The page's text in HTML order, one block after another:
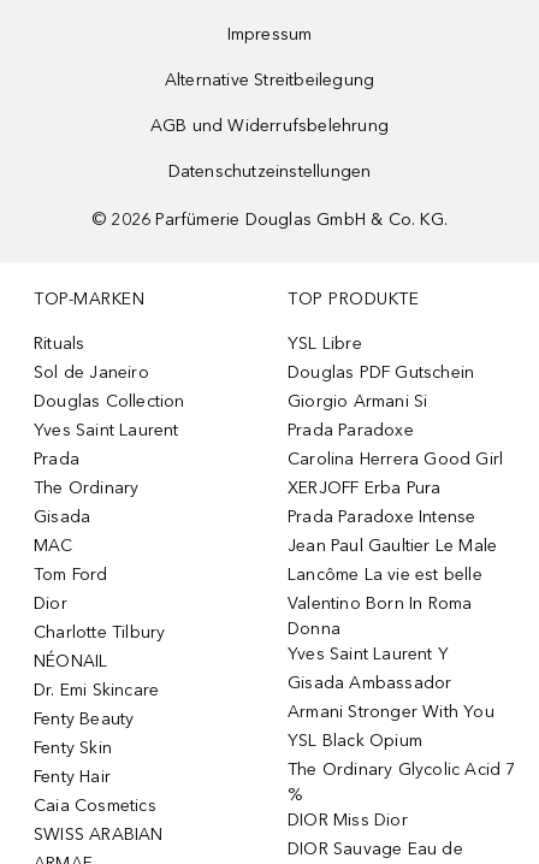
Impressum
Alternative Streitbeilegung
AGB und Widerrufsbelehrung
Datenschutzeinstellungen
© 2026 Parfümerie Douglas GmbH & Co. KG.
TOP-MARKEN
Rituals
Sol de Janeiro
Douglas Collection
Yves Saint Laurent
Prada
The Ordinary
Gisada
MAC
Tom Ford
Dior
Charlotte Tilbury
NÉONAIL
Dr. Emi Skincare
Fenty Beauty
Fenty Skin
Fenty Hair
Caia Cosmetics
SWISS ARABIAN
TOP PRODUKTE
YSL Libre
Douglas PDF Gutschein
Giorgio Armani Si
Prada Paradoxe
Carolina Herrera Good Girl
XERJOFF Erba Pura
Prada Paradoxe Intense
Jean Paul Gaultier Le Male
Lancôme La vie est belle
Valentino Born In Roma
Donna
Yves Saint Laurent Y
Gisada Ambassador
Armani Stronger With You
YSL Black Opium
The Ordinary Glycolic Acid 7
%
DIOR Miss Dior
DIOR Sauvage Eau de